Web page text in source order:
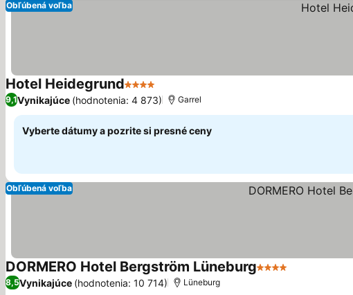
Obľúbená voľba
Hotel Heidegrund4 Počet hviezdičiek
Zobraziť ceny
9,1Vynikajúce (hodnotenia: 4 873) Garrel
Vyberte dátumy a pozrite si presné ceny
Obľúbená voľba
DORMERO Hotel Bergström Lüneburg4 Počet hviezdičiek
8,5Vynikajúce (hodnotenia: 10 714) Lüneburg